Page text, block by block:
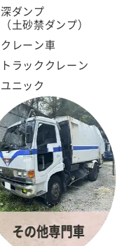
深ダンプ
（土砂禁ダンプ）
クレーン車
トラッククレーン
ユニック